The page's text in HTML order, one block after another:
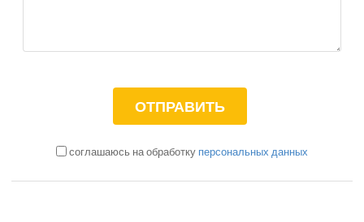
соглашаюсь на обработку персональных данных